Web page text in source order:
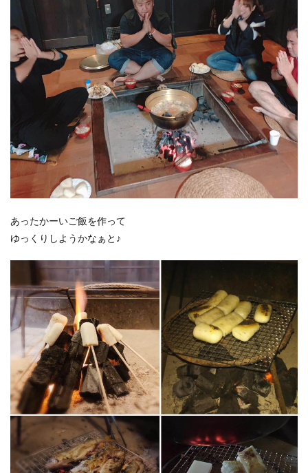
あったかーいご飯を作って
ゆっくりしようかなぁと♪